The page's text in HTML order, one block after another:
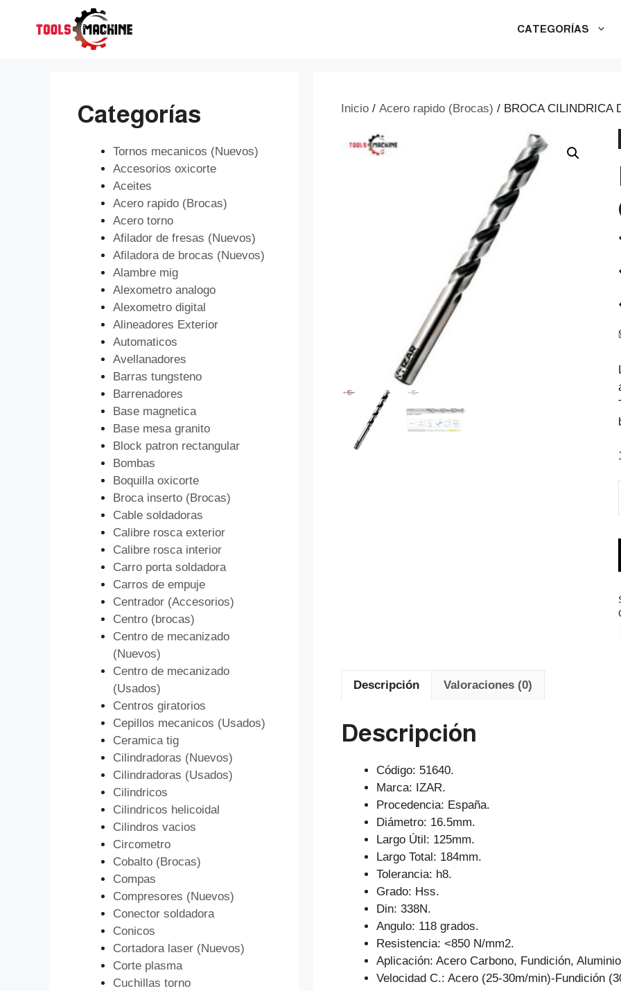
CATEGORÍAS
Inicio / Acero rapido (Brocas) / BROCA CILINDRICA
Descripción Valoraciones (0)
Descripción
Código: 51640.
Marca: IZAR.
Procedencia: España.
Diámetro: 16.5mm.
Largo Útil: 125mm.
Largo Total: 184mm.
Tolerancia: h8.
Grado: Hss.
Din: 338N.
Angulo: 118 grados.
Resistencia: <850 N/mm2.
Aplicación: Acero Carbono, Fundición,
Velocidad C.: Acero (25-30m/min)-Fundición
Categorías
Tornos mecanicos (Nuevos)
Accesorios oxicorte
Aceites
Acero rapido (Brocas)
Acero torno
Afilador de fresas (Nuevos)
Afiladora de brocas (Nuevos)
Alambre mig
Alexometro analogo
Alexometro digital
Alineadores Exterior
Automaticos
Avellanadores
Barras tungsteno
Barrenadores
Base magnetica
Base mesa granito
Block patron rectangular
Bombas
Boquilla oxicorte
Broca inserto (Brocas)
Cable soldadoras
Calibre rosca exterior
Calibre rosca interior
Carro porta soldadora
Carros de empuje
Centrador (Accesorios)
Centro (brocas)
Centro de mecanizado
(Nuevos)
Centro de mecanizado
(Usados)
Centros giratorios
Cepillos mecanicos (Usados)
Ceramica tig
Cilindradoras (Nuevos)
Cilindradoras (Usados)
Cilindricos
Cilindricos helicoidal
Cilindros vacios
Circometro
Cobalto (Brocas)
Compas
Compresores (Nuevos)
Conector soldadora
Conicos
Cortadora laser (Nuevos)
Corte plasma
Cuchillas torno